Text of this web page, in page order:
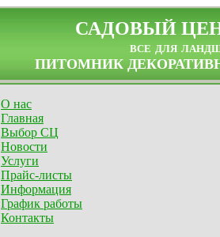
САДОВЫЙ
все для
ПИТОМНИК
О нас
Главная
Выбор СЦ
Новости
Услуги
Прайс-листы
Информация
График работы
Контакты